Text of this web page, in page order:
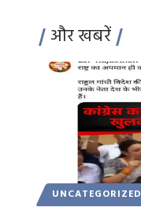
और खबरें
UNCATEGORIZED